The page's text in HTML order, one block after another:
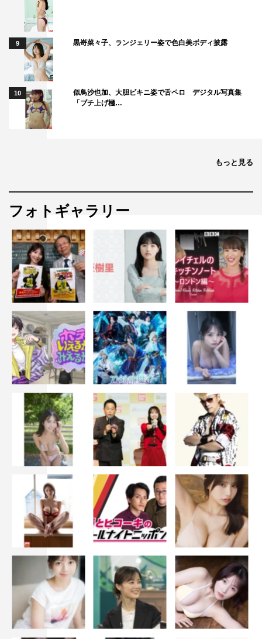
9 黒嵜菜々子、ランジェリー姿で色白美ボディ披露
10
似鳥沙也加、大胆ビキニ姿で舌ペロ デジタル写真集
「ブチ上げ極…
もっと見る
フォトギャラリー